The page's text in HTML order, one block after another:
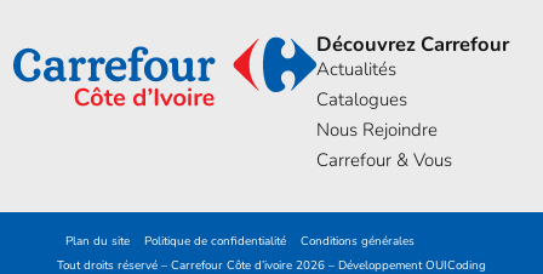
Découvrez Carrefour
Actualités
Catalogues
Nous Rejoindre
Carrefour & Vous
Plan du site Politique de confidentialité
Conditions générales
Tout droits réservé – Carrefour Côte d’ivoire 2026 – DéveloppementOUICoding